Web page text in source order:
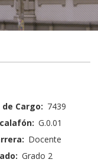
de Cargo: 7439
G.0.01
Docente
Grado 2